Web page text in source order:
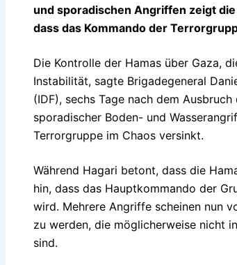
und sporadischen Angriffen zeigt
dass das Kommando der
Die Kontrolle der Hamas über Gaza,
Instabilität, sagte Brigadegeneral
(IDF), sechs Tage nach dem
sporadischer Boden- und
Terrorgruppe im Chaos versinkt.
Während Hagari betont, dass die
hin, dass das Hauptkommando der
wird. Mehrere Angriffe scheinen nun
zu werden, die möglicherweise nicht
sind.